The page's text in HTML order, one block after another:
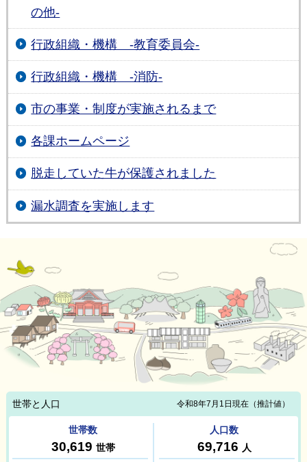
の他-
行政組織・機構 -教育委員会-
行政組織・機構 -消防-
市の事業・制度が実施されるまで
各課ホームページ
脱走していた牛が保護されました
漏水調査を実施します